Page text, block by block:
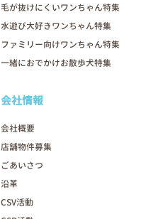
毛が抜けにくいワンちゃん特集
水遊び大好きワンちゃん特集
ファミリー向けワンちゃん特集
一緒におでかけお散歩犬特集
会社情報
会社概要
店舗物件募集
ごあいさつ
沿革
CSV活動